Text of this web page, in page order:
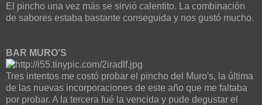
El pincho una vez más se sirvió calentito. La combinación
de sabores estaba bastante conseguida y nos gustó mucho.
BAR MURO'S
Tres intentos me costó probar el pincho del Muro's, la última
de las nuevas incorporaciones de este año que me faltaba
por probar. A la tercera fué la vencida y pude degustar el